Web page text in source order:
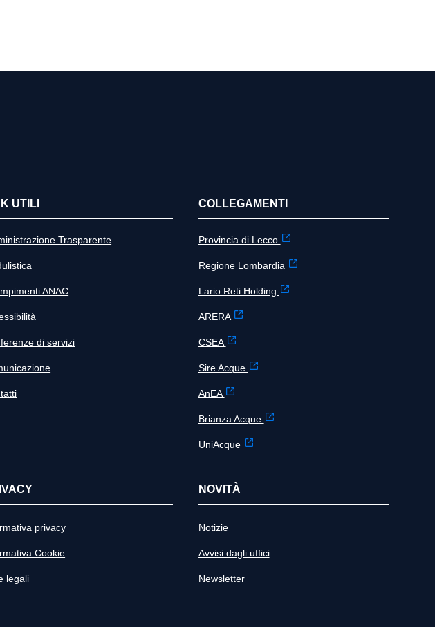
UTILI
Trasparente
ANAC
di servizi
COLLEGAMENTI
Provincia di Lecco
Regione Lombardia
Lario Reti Holding
ARERA
CSEA
Sire Acque
AnEA
Brianza Acque
UniAcque
NOVITÀ
privacy
Cookie
legali
Notizie
Avvisi dagli uffici
Newsletter